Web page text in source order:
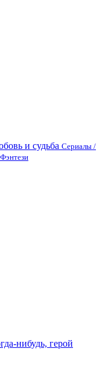
и судьба Сериалы /
нибудь, герой